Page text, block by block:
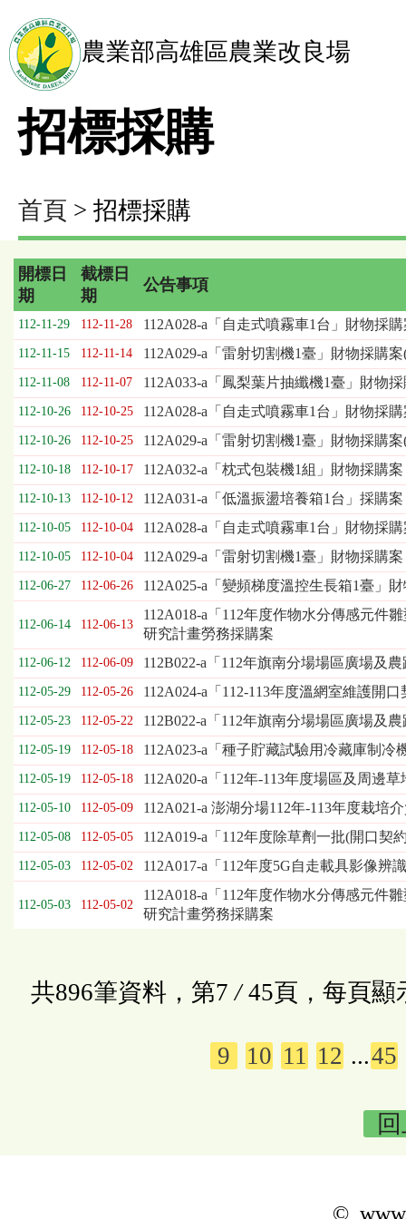
農業部高雄區農業改良場
招標採購
首頁 > 招標採購
招
標
採
購
列
表，
欄
位
依
序
開
標
期、
截
標
期、
公
告
事
項
開標日
期
截標日
期
公告事項
112-11-29 112-11-28 112A028-a「自走式噴霧車1台」財物採
112-11-15 112-11-14 112A029-a「雷射切割機1臺」財物採購
112-11-08 112-11-07 112A033-a「鳳梨葉片抽纖機1臺」財物
112-10-26 112-10-25 112A028-a「自走式噴霧車1台」財物採
112-10-26 112-10-25 112A029-a「雷射切割機1臺」財物採購
112-10-18 112-10-17 112A032-a「枕式包裝機1組」財物採購案
112-10-13 112-10-12 112A031-a「低溫振盪培養箱1台」採購案
112-10-05 112-10-04 112A028-a「自走式噴霧車1台」財物採
112-10-05 112-10-04 112A029-a「雷射切割機1臺」財物採購案
112-06-27 112-06-26 112A025-a「變頻梯度溫控生長箱1臺」
112-06-14 112-06-13
112A018-a「112年度作物水分傳感元件
研究計畫勞務採購案
112-06-12 112-06-09 112B022-a「112年旗南分場場區廣場及
112-05-29 112-05-26 112A024-a「112-113年度溫網室維護開
112-05-23 112-05-22 112B022-a「112年旗南分場場區廣場及
112-05-19 112-05-18 112A023-a「種子貯藏試驗用冷藏庫制冷
112-05-19 112-05-18 112A020-a「112年-113年度場區及周邊
112-05-10 112-05-09 112A021-a 澎湖分場112年-113年度栽培
112-05-08 112-05-05 112A019-a「112年度除草劑一批(開口契
112-05-03 112-05-02 112A017-a「112年度5G自走載具影像
112-05-03 112-05-02
112A018-a「112年度作物水分傳感元件
研究計畫勞務採購案
共896筆資料，第7 /45頁，每頁顯
9 10 11 12 ...45
©